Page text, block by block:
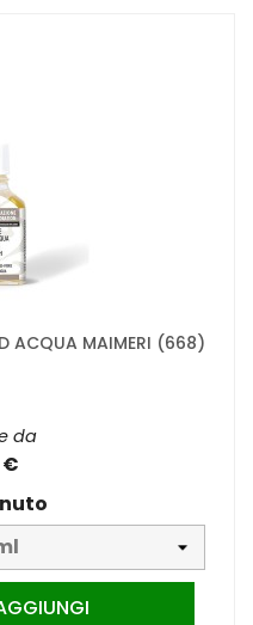
ACQUA MAIMERI (668)
da
€